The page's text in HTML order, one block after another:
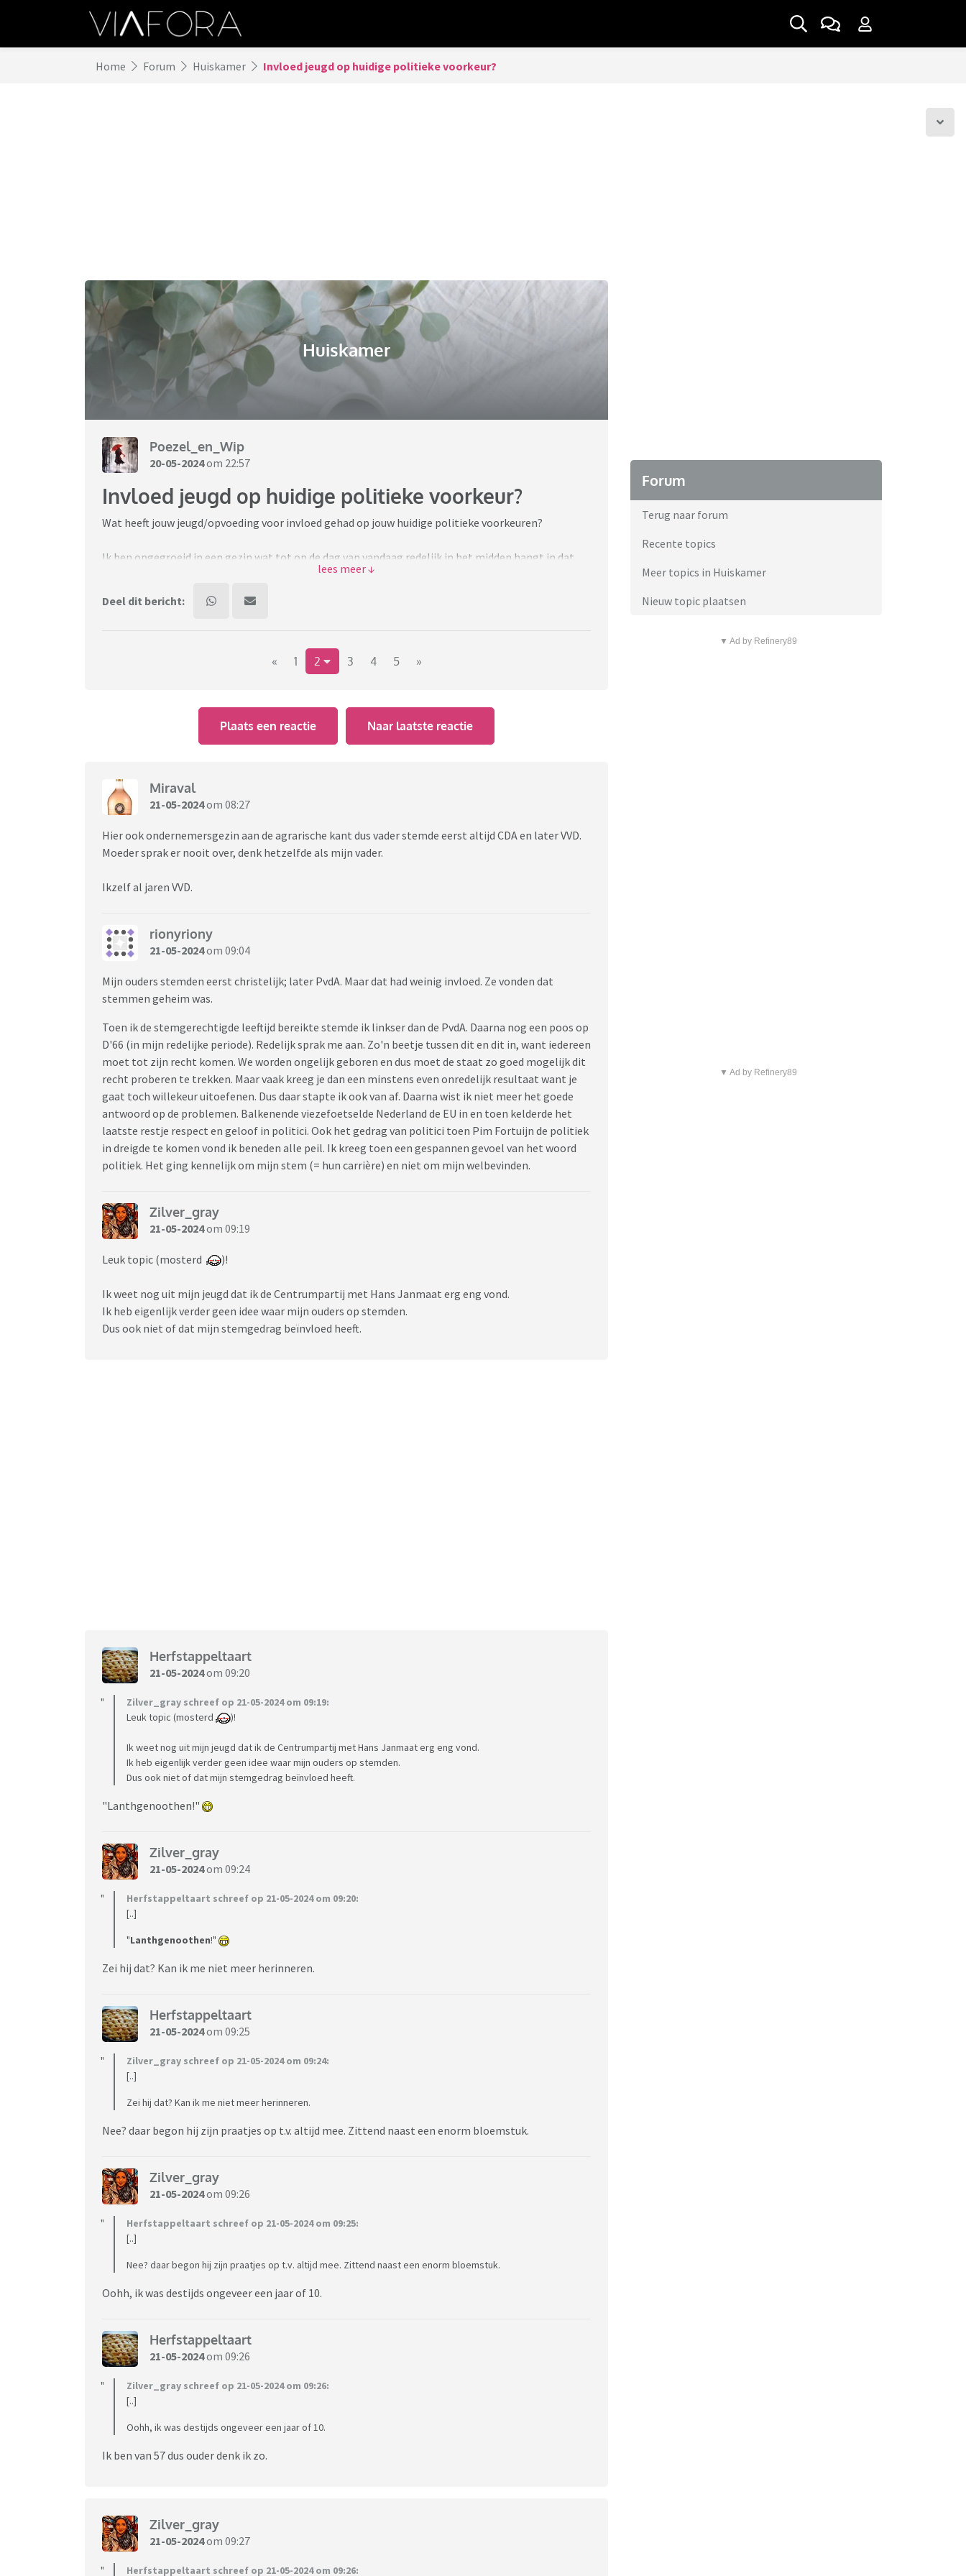
Home Forum Huiskamer Invloed jeugd op huidige politieke voorkeur?
Huiskamer
Poezel_en_Wip
20-05-2024om 22:57
Invloed jeugd op huidige politieke voorkeur?
Wat heeft jouw jeugd/opvoeding voor invloed gehad op jouw huidige politieke voorkeuren?
Ik ben opgegroeid in een gezin wat tot op de dag van vandaag redelijk in het midden hangt in dat
opzicht. Er werd ook geregeld gesproken over politiek.
Toen ik oud genoeg was om het allemaal wat beter te begrijpen en mijzelf verder te verdiepen in de
Deel dit bericht:
« 1 2 3 4 5 »
Plaats een reactie Naar laatste reactie
Miraval
21-05-2024om 08:27
Hier ook ondernemersgezin aan de agrarische kant dus vader stemde eerst altijd CDA en later VVD.
Moeder sprak er nooit over, denk hetzelfde als mijn vader.
Ikzelf al jaren VVD.
rionyriony
21-05-2024om 09:04
Mijn ouders stemden eerst christelijk; later PvdA. Maar dat had weinig invloed. Ze vonden dat
stemmen geheim was.
Toen ik de stemgerechtigde leeftijd bereikte stemde ik linkser dan de PvdA. Daarna nog een poos op
D'66 (in mijn redelijke periode). Redelijk sprak me aan. Zo'n beetje tussen dit en dit in, want iedereen
moet tot zijn recht komen. We worden ongelijk geboren en dus moet de staat zo goed mogelijk dit
recht proberen te trekken. Maar vaak kreeg je dan een minstens even onredelijk resultaat want je
gaat toch willekeur uitoefenen. Dus daar stapte ik ook van af. Daarna wist ik niet meer het goede
antwoord op de problemen. Balkenende viezefoetselde Nederland de EU in en toen kelderde het
laatste restje respect en geloof in politici. Ook het gedrag van politici toen Pim Fortuijn de politiek
in dreigde te komen vond ik beneden alle peil. Ik kreeg toen een gespannen gevoel van het woord
politiek. Het ging kennelijk om mijn stem (= hun carrière) en niet om mijn welbevinden.
Zilver_gray
21-05-2024om 09:19
Leuk topic (mosterd )!
Ik weet nog uit mijn jeugd dat ik de Centrumpartij met Hans Janmaat erg eng vond.
Ik heb eigenlijk verder geen idee waar mijn ouders op stemden.
Dus ook niet of dat mijn stemgedrag beïnvloed heeft.
Herfstappeltaart
21-05-2024om 09:20
Zilver_gray schreef op 21-05-2024 om 09:19:
Leuk topic (mosterd
)!
Ik weet nog uit mijn jeugd dat ik de Centrumpartij met Hans Janmaat erg eng vond.
Ik heb eigenlijk verder geen idee waar mijn ouders op stemden.
Dus ook niet of dat mijn stemgedrag beïnvloed heeft.
"Lanthgenoothen!"
Zilver_gray
21-05-2024om 09:24
Herfstappeltaart schreef op 21-05-2024 om 09:20:
[..]
"Lanthgenoothen!"
Zei hij dat? Kan ik me niet meer herinneren.
Herfstappeltaart
21-05-2024om 09:25
Zilver_gray schreef op 21-05-2024 om 09:24:
[..]
Zei hij dat? Kan ik me niet meer herinneren.
Nee? daar begon hij zijn praatjes op t.v. altijd mee. Zittend naast een enorm bloemstuk.
Zilver_gray
21-05-2024om 09:26
Herfstappeltaart schreef op 21-05-2024 om 09:25:
[..]
Nee? daar begon hij zijn praatjes op t.v. altijd mee. Zittend naast een enorm bloemstuk.
Oohh, ik was destijds ongeveer een jaar of 10.
Herfstappeltaart
21-05-2024om 09:26
Zilver_gray schreef op 21-05-2024 om 09:26:
[..]
Oohh, ik was destijds ongeveer een jaar of 10.
Ik ben van 57 dus ouder denk ik zo.
Zilver_gray
21-05-2024om 09:27
Herfstappeltaart schreef op 21-05-2024 om 09:26:
Forum
Terug naar forum
Recente topics
Meer topics in Huiskamer
Nieuw topic plaatsen
▼ Ad by Refinery89
▼ Ad by Refinery89